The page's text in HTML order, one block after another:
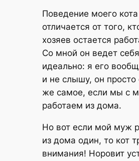
Поведение моего
отличается от того,
хозяев остается
Со мной он ведет себя
идеально: я его
и не слышу, он просто
же самое, если мы с
работаем из дома.
Но вот если мой муж
из дома один, то кот
внимания! Норовит